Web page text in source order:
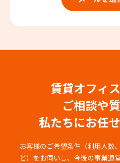
賃貸オフィ
ご相談や
私たちにお任
お客様のご希望条件（利用人数
ど）をお伺いし、 今後の事業運